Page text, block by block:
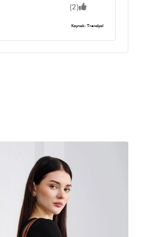
(2)
alıcam ♥️
Kaynak: Trendyol